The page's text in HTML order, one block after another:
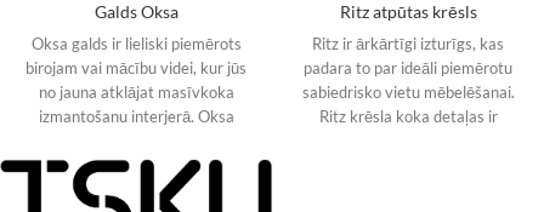
Galds Oksa
Oksa galds ir lieliski piemērots
birojam vai mācību videi, kur jūs
no jauna atklājat masīvkoka
izmantošanu interjerā. Oksa
Ritz atpūtas krēsls
Ritz ir ārkārtīgi izturīgs, kas
padara to par ideāli piemērotu
sabiedrisko vietu mēbelēšanai.
Ritz krēsla koka detaļas ir